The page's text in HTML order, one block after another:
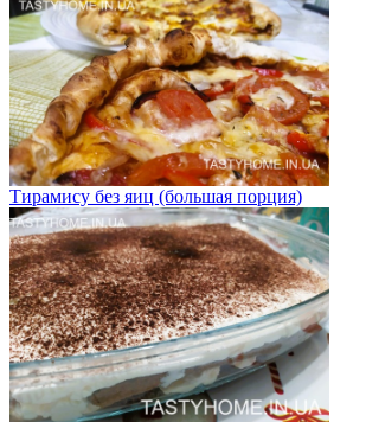
Тирамису без яиц (большая порция)